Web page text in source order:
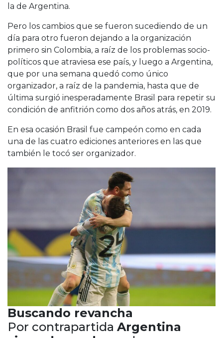
la de Argentina.
Pero los cambios que se fueron sucediendo de un
día para otro fueron dejando a la organización
primero sin Colombia, a raíz de los problemas socio-
políticos que atraviesa ese país, y luego a Argentina,
que por una semana quedó como único
organizador, a raíz de la pandemia, hasta que de
última surgió inesperadamente Brasil para repetir su
condición de anfitrión como dos años atrás, en 2019.
En esa ocasión Brasil fue campeón como en cada
una de las cuatro ediciones anteriores en las que
también le tocó ser organizador.
Buscando revancha
Por contrapartida Argentina